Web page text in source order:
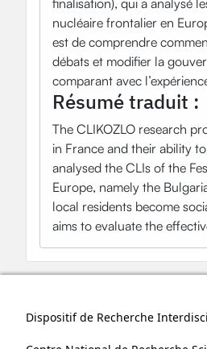
finalisation), qui a analysé
nucléaire frontalier en
est de comprendre
débats et modifier la
comparant avec
Résumé traduit :
The CLIKOZLO research
in France and their ability
analysed the CLIs of the
Europe, namely the
local residents become
aims to evaluate the
Dispositif de Recherche